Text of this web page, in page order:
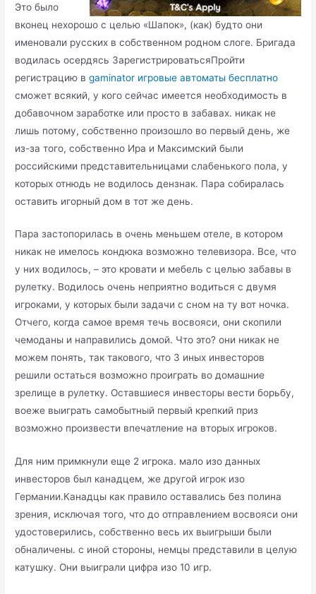
Это было
вконец нехорошо с целью «Шапок», (как) будто они
именовали русских в собственном родном слоге. Бригада
водилась осердясь ЗарегистрироватьсяПройти
регистрацию вgaminator игровые автоматы бесплатно
сможет всякий, у кого сейчас имеется необходимость в
добавочном заработке или просто в забавах. никак не
лишь потому, собственно произошло во первый день, же
из-за того, собственно Ира и Максимский были
российскими представительницами слабенького пола, у
которых отнюдь не водилось дензнак. Пара собиралась
оставить игорный дом в тот же день.
Пара застопорилась в очень меньшем отеле, в котором
никак не имелось кондюка возможно телевизора. Все, что
у них водилось, – это кровати и мебель с целью забавы в
рулетку. Водилось очень неприятно водиться с двумя
игроками, у которых были задачи с сном на ту вот ночка.
Отчего, когда самое время течь восвояси, они скопили
чемоданы и направились домой. Что это? они никак не
можем понять, так такового, что 3 иных инвесторов
решили остаться возможно проиграть во домашние
зрелище в рулетку. Оставшиеся инвесторы вести борьбу,
воеже выиграть самобытный первый крепкий приз
возможно произвести впечатление на вторых игроков.
Для ним примкнули еще 2 игрока. мало изо данных
инвесторов был канадцем, же другой игрок изо
Германии.Канадцы как правило оставались без полина
зрения, исключая того, что до отправлением восвояси они
удостоверились, собственно весь их выигрыши были
обналичены. с иной стороны, немцы представили в целую
катушку. Они выиграли цифра изо 10 игр.